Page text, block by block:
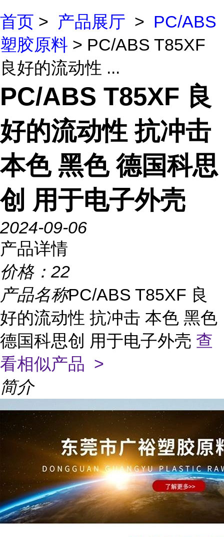
首页 > 产品展厅 > PC/ABS
塑胶原料 > PC/ABS T85XF
良好的流动性 ...
PC/ABS T85XF 良
好的流动性 抗冲击
本色 黑色 德国科思
创 用于电子外壳
2024-09-06
产品详情
价格： 22
产品名称PC/ABS T85XF 良
好的流动性 抗冲击 本色 黑色
德国科思创 用于电子外壳 查
看相似产品 >
简介